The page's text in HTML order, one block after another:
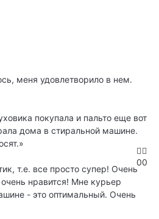
00
меня удовлетворило в нем.
покупала и пальто еще вот
дома в стиральной машине.
т.е. все просто супер! Очень
нравится! Мне курьер
- это оптимальный. Очень